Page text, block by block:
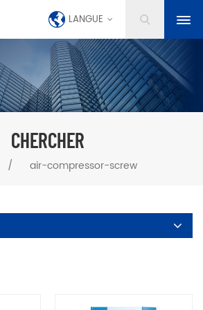
LANGUE
CHERCHER
/ air-compressor-screw